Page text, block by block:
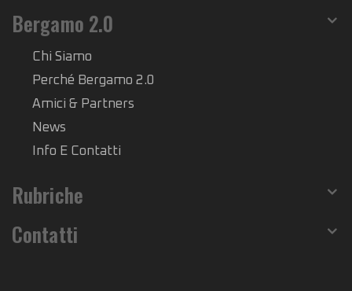
Bergamo 2.0
Chi Siamo
Perché Bergamo 2.0
Amici & Partners
News
Info E Contatti
Rubriche
Contatti